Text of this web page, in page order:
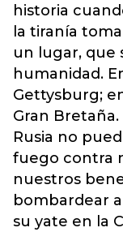
historia
la tiranía
un lugar, que
humanidad.
Gettysburg;
Gran Bretaña.
Rusia no
fuego contra
nuestros
bombardear
su yate en la